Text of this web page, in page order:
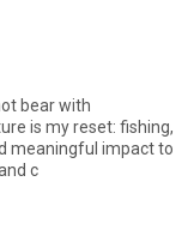
bear with
is my reset: fishing,
meaningful impact to
c